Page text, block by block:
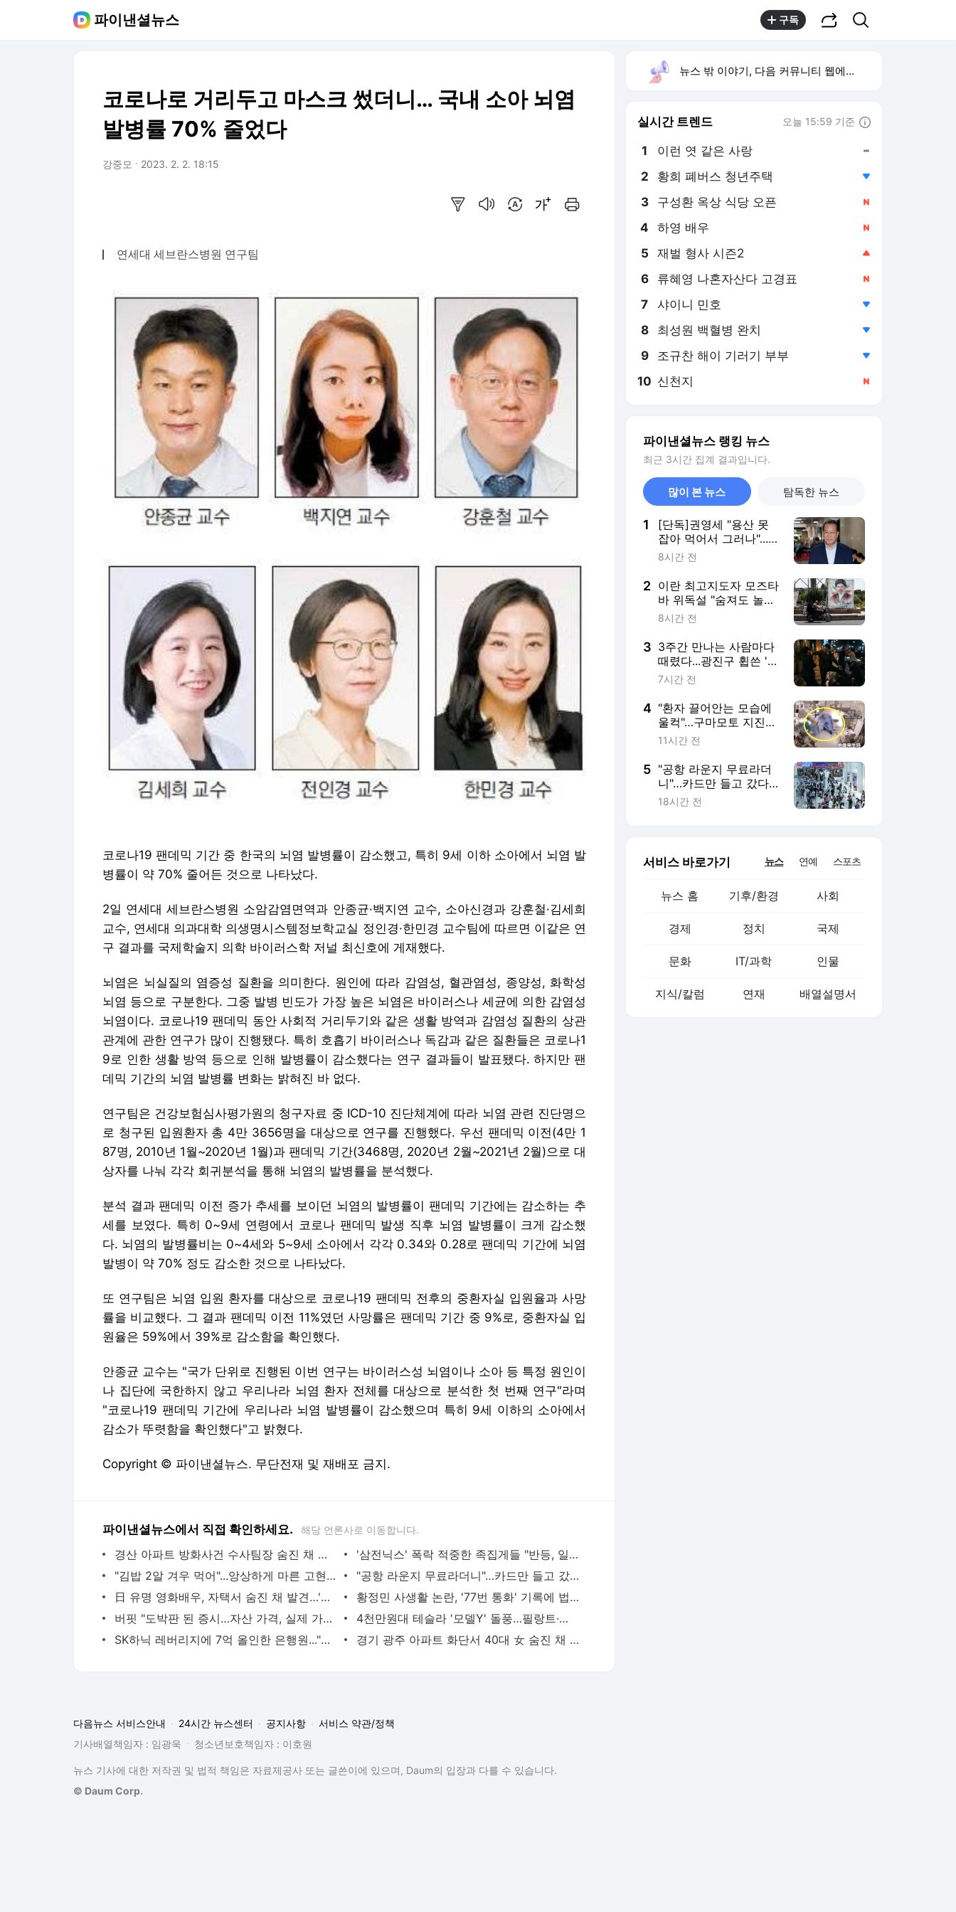
파이낸셜뉴스 구독
코로나로 거리두고 마스크 썼더니… 국내 소아 뇌염
발병률 70% 줄었다
강중모 2023. 2. 2. 18:15
연세대 세브란스병원 연구팀
코로나19 팬데믹 기간 중 한국의 뇌염 발병률이 감소했고, 특히 9세 이하 소아에서 뇌염 발
병률이 약 70% 줄어든 것으로 나타났다.
2일 연세대 세브란스병원 소암감염면역과 안종균·백지연 교수, 소아신경과 강훈철·김세희
교수, 연세대 의과대학 의생명시스템정보학교실 정인경·한민경 교수팀에 따르면 이같은 연
구 결과를 국제학술지 의학 바이러스학 저널 최신호에 게재했다.
뇌염은 뇌실질의 염증성 질환을 의미한다. 원인에 따라 감염성, 혈관염성, 종양성, 화학성
뇌염 등으로 구분한다. 그중 발병 빈도가 가장 높은 뇌염은 바이러스나 세균에 의한 감염성
뇌염이다. 코로나19 팬데믹 동안 사회적 거리두기와 같은 생활 방역과 감염성 질환의 상관
관계에 관한 연구가 많이 진행됐다. 특히 호흡기 바이러스나 독감과 같은 질환들은 코로나1
9로 인한 생활 방역 등으로 인해 발병률이 감소했다는 연구 결과들이 발표됐다. 하지만 팬
데믹 기간의 뇌염 발병률 변화는 밝혀진 바 없다.
연구팀은 건강보험심사평가원의 청구자료 중 ICD-10 진단체계에 따라 뇌염 관련 진단명으
로 청구된 입원환자 총 4만 3656명을 대상으로 연구를 진행했다. 우선 팬데믹 이전(4만 1
87명, 2010년 1월~2020년 1월)과 팬데믹 기간(3468명, 2020년 2월~2021년 2월)으로 대
상자를 나눠 각각 회귀분석을 통해 뇌염의 발병률을 분석했다.
분석 결과 팬데믹 이전 증가 추세를 보이던 뇌염의 발병률이 팬데믹 기간에는 감소하는 추
세를 보였다. 특히 0~9세 연령에서 코로나 팬데믹 발생 직후 뇌염 발병률이 크게 감소했
다. 뇌염의 발병률비는 0~4세와 5~9세 소아에서 각각 0.34와 0.28로 팬데믹 기간에 뇌염
발병이 약 70% 정도 감소한 것으로 나타났다.
또 연구팀은 뇌염 입원 환자를 대상으로 코로나19 팬데믹 전후의 중환자실 입원율과 사망
률을 비교했다. 그 결과 팬데믹 이전 11%였던 사망률은 팬데믹 기간 중 9%로, 중환자실 입
원율은 59%에서 39%로 감소함을 확인했다.
안종균 교수는 "국가 단위로 진행된 이번 연구는 바이러스성 뇌염이나 소아 등 특정 원인이
나 집단에 국한하지 않고 우리나라 뇌염 환자 전체를 대상으로 분석한 첫 번째 연구"라며
"코로나19 팬데믹 기간에 우리나라 뇌염 발병률이 감소했으며 특히 9세 이하의 소아에서
감소가 뚜렷함을 확인했다"고 밝혔다.
Copyright © 파이낸셜뉴스. 무단전재 및 재배포 금지.
파이낸셜뉴스에서 직접 확인하세요. 해당 언론사로 이동합니다.
경산 아파트 방화사건 수사팀장 숨진 채 발견…사망 경위 조사
'삼전닉스' 폭락 적중한 족집게들 "반등, 일회성 아니다"면서... AI 과잉투자엔 '우려'
"김밥 2알 겨우 먹어"...앙상하게 마른 고현정, 다이어트 아닌 '음식 공포증' 고백 [헬스톡]
"공항 라운지 무료라더니"…카드만 들고 갔다간 '헛걸음'
日 유명 영화배우, 자택서 숨진 채 발견…'마약투약 혐의'
황정민 사생활 논란, '77번 통화' 기록에 법조계 주목
버핏 "도박판 된 증시…자산 가격, 실제 가치보다 비싸"
4천만원대 테슬라 '모델Y' 돌풍…필랑트·액티언 판매 '직격탄'
SK하닉 레버리지에 7억 올인한 은행원..."한 달 만에 5억 증발" 멘붕
경기 광주 아파트 화단서 40대 女 숨진 채 발견…시신 옆엔 '이불'
뉴스 밖 이야기, 다음 커뮤니티 웹에서 보기
실시간 트렌드 오늘 15:59 기준
1 이런 엿 같은 사랑
2 황희 폐버스 청년주택
3 구성환 옥상 식당 오픈
4 하영 배우
5 재벌 형사 시즌2
6 류혜영 나혼자산다 고경표
7 샤이니 민호
8 최성원 백혈병 완치
9 조규찬 해이 기러기 부부
10 신천지
파이낸셜뉴스 랭킹 뉴스
최근 3시간 집계 결과입니다.
많이 본 뉴스 탐독한 뉴스
1
[단독]권영세 "용산 못
잡아 먹어서 그러나"...내
일 어린이정원서 성명
8시간 전
2 이란 최고지도자 모즈타
바 위독설 "숨져도 놀랍
지 않아"
8시간 전
3 3주간 만나는 사람마다
때렸다...광진구 휩쓴 '상
습폭행'의 전말 [사건실
7시간 전
4 "환자 끌어안는 모습에
울컥"…구마모토 지진
순간 日 수술실 CCTV
11시간 전
5 "공항 라운지 무료라더
니"…카드만 들고 갔다
간 '헛걸음'
18시간 전
서비스 바로가기 뉴스 연예 스포츠
뉴스 홈 기후/환경 사회
경제 정치 국제
문화 IT/과학 인물
지식/칼럼 연재 배열설명서
다음뉴스 서비스안내 24시간 뉴스센터 공지사항
서비스 약관/정책
기사배열책임자 : 임광욱
청소년보호책임자 : 이호원
뉴스 기사에 대한 저작권 및 법적 책임은 자료제공사 또는 글쓴이에 있으며, Daum의 입장과 다를 수 있습니다.
© Daum Corp.